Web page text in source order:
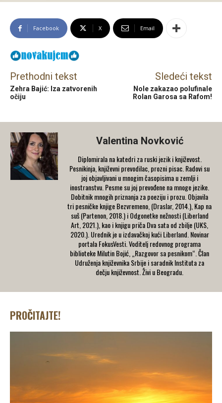
Facebook X Email
Prethodni tekst
Zehra Bajić: Iza zatvorenih
očiju
Sledeći tekst
Nole zakazao polufinale
Rolan Garosa sa Rafom!
Valentina Novković
Diplomirala na katedri za ruski jezik i književost.
Pesnikinja, književni prevodilac, prozni pisac. Radovi su
joj objavljivani u mnogim časopisima u zemlji i
inostranstvu. Pesme su joj prevođene na mnoge jezike.
Dobitnik mnogih priznanja za poeziju i prozu. Objavila
tri pesničke knjige Bezvremeno, (Draslar, 2014.), Kap na
suš (Partenon, 2018.) i Odgonetke nežnosti (Liberland
Art, 2021.), kao i knjigu priča Dva sata od zbilje (UKS,
2020.). Urednik je u izdavačkoj kući Liberland. Novinar
portala FokusVesti. Voditelj redovnog programa
biblioteke Milutin Bojić, „Razgovor sa pesnikom“. Član
Udruženja književnika Srbije i saradnik Instituta za
dečju književnost. Živi u Beogradu.
PROČITAJTE!